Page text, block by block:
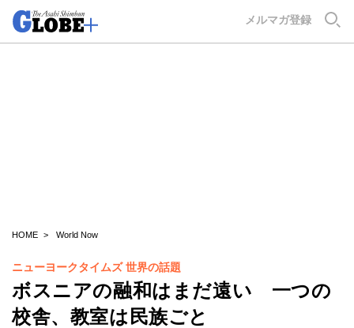
メルマガ登録
HOME World Now
ニューヨークタイムズ 世界の話題
ボスニアの融和はまだ遠い 一つの
校舎、教室は民族ごと